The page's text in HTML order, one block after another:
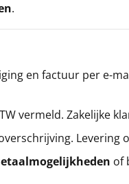
.
en factuur per e-
vermeld. Zakelijke
of